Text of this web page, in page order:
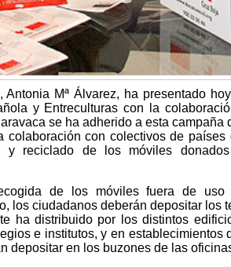
Mª Álvarez, ha presentado
y Entreculturas con la
se ha adherido a esta
colaboración con colectivos de países
y reciclado de los móviles
de los móviles fuera de uso
los ciudadanos deberán depositar los
ha distribuido por los distintos
e institutos, y en establecimientos
depositar en los buzones de las